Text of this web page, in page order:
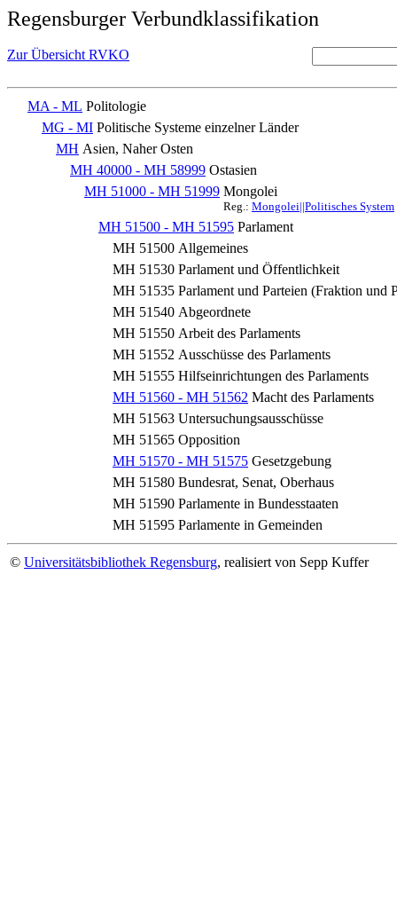
Regensburger Verbundklassifikation
Zur Übersicht RVKO
MA - ML Politologie
MG - MI Politische Systeme einzelner Länder
MH Asien, Naher Osten
MH 40000 - MH 58999 Ostasien
MH 51000 - MH 51999 Mongolei
Reg.: Mongolei||Politisches System
MH 51500 - MH 51595 Parlament
MH 51500 Allgemeines
MH 51530 Parlament und Öffentlichkeit
MH 51535 Parlament und Parteien (Fraktion und
MH 51540 Abgeordnete
MH 51550 Arbeit des Parlaments
MH 51552 Ausschüsse des Parlaments
MH 51555 Hilfseinrichtungen des Parlaments
MH 51560 - MH 51562 Macht des Parlaments
MH 51563 Untersuchungsausschüsse
MH 51565 Opposition
MH 51570 - MH 51575 Gesetzgebung
MH 51580 Bundesrat, Senat, Oberhaus
MH 51590 Parlamente in Bundesstaaten
MH 51595 Parlamente in Gemeinden
© Universitätsbibliothek Regensburg, realisiert von Sepp Kuffer